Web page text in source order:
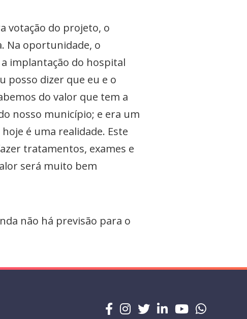
votação do projeto, o
Na oportunidade, o
implantação do hospital
posso dizer que eu e o
do valor que tem a
nosso município; e era um
é uma realidade. Este
tratamentos, exames e
será muito bem
não há previsão para o